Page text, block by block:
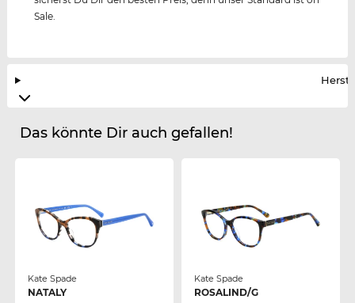
Sale.
Das könnte Dir auch gefallen!
Kate Spade
NATALY
Kate Spade
ROSALIND/G